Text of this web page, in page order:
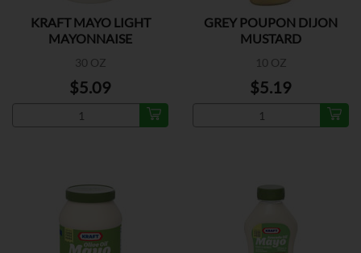
KRAFT MAYO LIGHT
MAYONNAISE
30 OZ
$5.09
GREY POUPON DIJON
MUSTARD
10 OZ
$5.19